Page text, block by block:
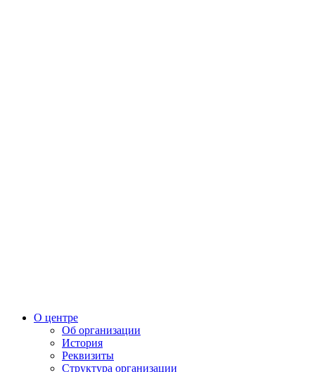
О центре
Об организации
История
Реквизиты
Структура организации